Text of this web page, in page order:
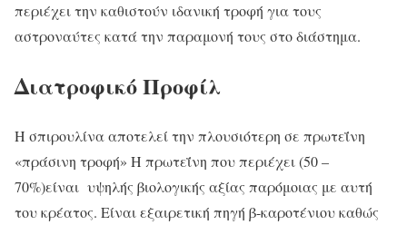
περιέχει την καθιστούν ιδανική τροφή για τους
αστροναύτες κατά την παραμονή τους στο διάστημα.
Διατροφικό Προφίλ
Η σπιρουλίνα αποτελεί την πλουσιότερη σε πρωτεΐνη
«πράσινη τροφή» Η πρωτεΐνη που περιέχει (50 –
70%)είναι υψηλής βιολογικής αξίας παρόμοιας με αυτή
του κρέατος. Είναι εξαιρετική πηγή β-καροτένιου καθώς